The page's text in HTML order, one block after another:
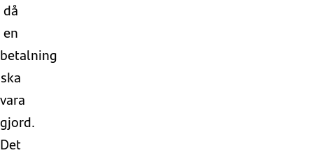
då
en
betalning
ska
vara
gjord.
Det